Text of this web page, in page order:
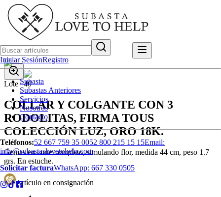
Iniciar SesiónRegistro
Subasta
Subastas Anteriores
Servicios
Nosotros
Contacto
Teléfonos:52 667 759 35 0052 800 215 15 15Email:
info@subastaslovetohelp.com
Solicitar facturaWhatsApp: 667 330 0505
Lote |40
COLLAR Y COLGANTE CON 3
RODOLITAS, FIRMA TOUS
COLECCIÓN LUZ, ORO 18K.
Gemas en corte completo, simulando flor, medida 44 cm, peso 1.7
grs. En estuche.
Artículo en consignación